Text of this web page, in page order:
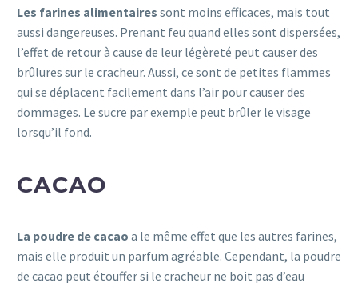
Les farines alimentaires sont moins efficaces, mais tout
aussi dangereuses. Prenant feu quand elles sont dispersées,
l’effet de retour à cause de leur légèreté peut causer des
brûlures sur le cracheur. Aussi, ce sont de petites flammes
qui se déplacent facilement dans l’air pour causer des
dommages. Le sucre par exemple peut brûler le visage
lorsqu’il fond.
CACAO
La poudre de cacao a le même effet que les autres farines,
mais elle produit un parfum agréable. Cependant, la poudre
de cacao peut étouffer si le cracheur ne boit pas d’eau